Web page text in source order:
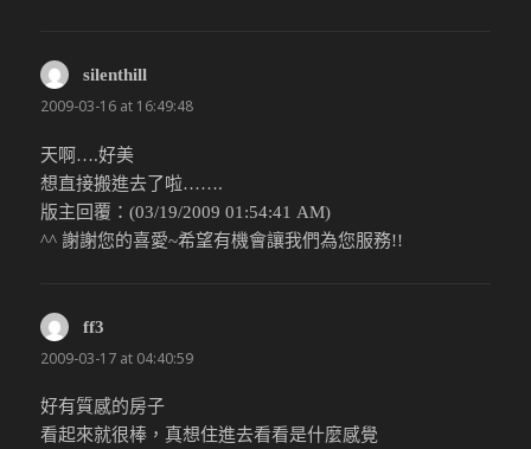
silenthill
2009-03-16 at 16:49:48
天啊….好美
想直接搬進去了啦…….
版主回覆：(03/19/2009 01:54:41 AM)
^^ 謝謝您的喜愛~希望有機會讓我們為您服務!!
ff3
2009-03-17 at 04:40:59
好有質感的房子
看起來就很棒，真想住進去看看是什麼感覺